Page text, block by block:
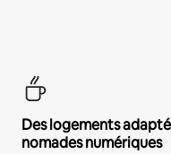
Des logements
nomades numériques